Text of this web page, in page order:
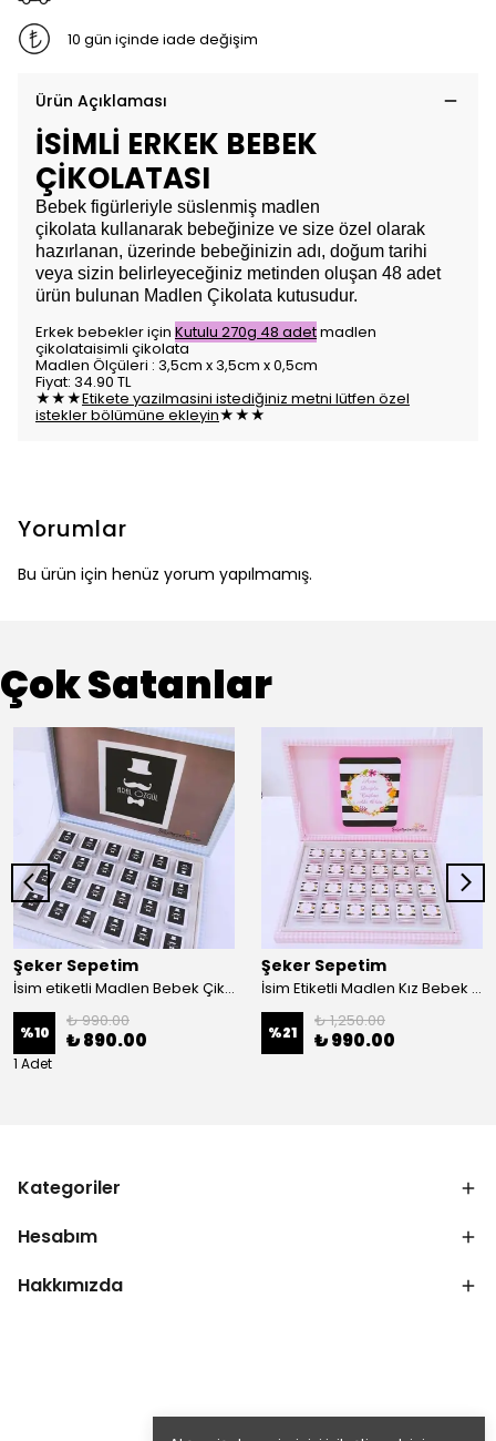
10 gün içinde iade değişim
Ürün Açıklaması
İSİMLİ ERKEK BEBEK
ÇİKOLATASI
Bebek figürleriyle süslenmiş madlen
çikolata kullanarak bebeğinize ve size özel olarak
hazırlanan, üzerinde bebeğinizin adı, doğum tarihi
veya sizin belirleyeceğiniz metinden oluşan 48 adet
ürün bulunan Madlen Çikolata kutusudur.
Erkek bebekler için Kutulu 270g 48 adetmadlen
çikolataisimli çikolata
Madlen Ölçüleri : 3,5cm x 3,5cm x 0,5cm
Fiyat: 34.90 TL
★★★Etikete yazilmasini istediğiniz metni lütfen özel
istekler bölümüne ekleyin★★★
Yorumlar
Bu ürün için henüz yorum yapılmamış.
Çok Satanlar
Şeker Sepetim
İsim etiketli Madlen Bebek Çikolatası 48 Adet Kutulu Madlen EC24
%10
₺ 990.00
₺ 890.00
1 Adet
Şeker Sepetim
İsim Etiketli Madlen Kız Bebek Çikolatası 48 Adet Kutulu Madlen EC26
%21
₺ 1,250.00
₺ 990.00
Kategoriler
Hesabım
Hakkımızda